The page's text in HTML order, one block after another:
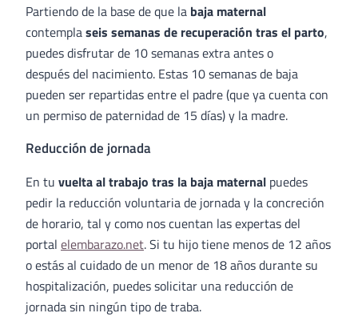
Partiendo de la base de que la baja maternal
contemplaseis semanas de recuperación tras el parto,
puedes disfrutar de 10 semanas extra antes o
después del nacimiento. Estas 10 semanas de baja
pueden ser repartidas entre el padre (que ya cuenta con
un permiso de paternidad de 15 días) y la madre.
Reducción de jornada
En tu vuelta al trabajo tras la baja maternal puedes
pedir la reducción voluntaria de jornada y la concreción
de horario, tal y como nos cuentan las expertas del
portal elembarazo.net. Si tu hijo tiene menos de 12 años
o estás al cuidado de un menor de 18 años durante su
hospitalización, puedes solicitar una reducción de
jornada sin ningún tipo de traba.